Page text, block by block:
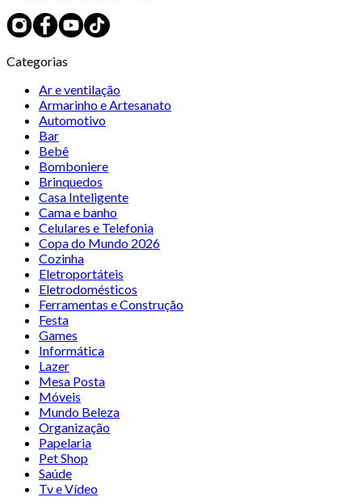
Categorias
Ar e ventilação
Armarinho e Artesanato
Automotivo
Bar
Bebê
Bomboniere
Brinquedos
Casa Inteligente
Cama e banho
Celulares e Telefonia
Copa do Mundo 2026
Cozinha
Eletroportáteis
Eletrodomésticos
Ferramentas e Construção
Festa
Games
Informática
Lazer
Mesa Posta
Móveis
Mundo Beleza
Organização
Papelaria
Pet Shop
Saúde
Tv e Vídeo